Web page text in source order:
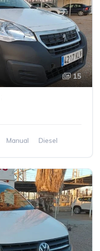
15
Manual
Diesel